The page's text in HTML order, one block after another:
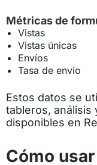
Métricas de
Vistas
Vistas únicas
Envíos
Tasa de envío
Estos datos se
tableros, análisis
disponibles en
Cómo